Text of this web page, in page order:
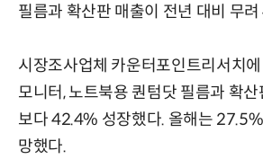
필름과 확산판 매출이 전년 대비 무
시장조사업체 카운터포인트리서치
모니터, 노트북용 퀀텀닷 필름과 확
보다 42.4% 성장했다. 올해는
망했다.